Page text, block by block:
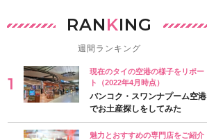
RANKING
週間ランキング
現在のタイの空港の様子をリポー
ト（2022年4月時点）
バンコク・スワンナプーム空港
でお土産探しをしてみた
魅力とおすすめの専門店をご紹介